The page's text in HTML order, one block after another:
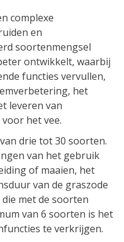
complexe
en
soortenmengsel
ontwikkelt, waarbij
functies vervullen,
het
leveren van
het vee.
drie tot 30 soorten.
van het gebruik
of maaien, het
van de graszode
met de soorten
van 6 soorten is het
te verkrijgen.